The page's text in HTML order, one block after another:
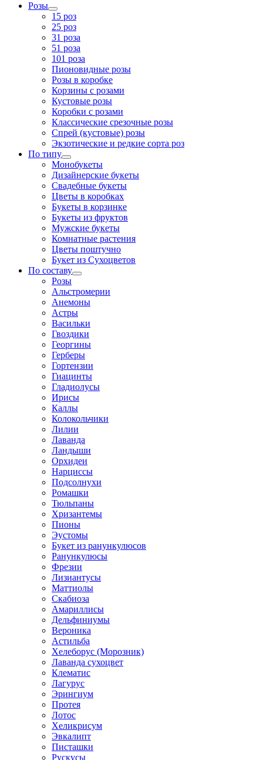
Розы
15 роз
25 роз
31 роза
51 роза
101 роза
Пионовидные розы
Розы в коробке
Корзины с розами
Кустовые розы
Коробки с розами
Классические срезочные розы
Спрей (кустовые) розы
Экзотические и редкие сорта роз
По типу
Монобукеты
Дизайнерские букеты
Свадебные букеты
Цветы в коробках
Букеты в корзинке
Букеты из фруктов
Мужские букеты
Комнатные растения
Цветы поштучно
Букет из Сухоцветов
По составу
Розы
Альстромерии
Анемоны
Астры
Васильки
Гвоздики
Георгины
Герберы
Гортензии
Гиацинты
Гладиолусы
Ирисы
Каллы
Колокольчики
Лилии
Лаванда
Ландыши
Орхидеи
Нарциссы
Подсолнухи
Ромашки
Тюльпаны
Хризантемы
Пионы
Эустомы
Букет из ранункулюсов
Ранункулюсы
Фрезии
Лизиантусы
Маттиолы
Скабиоза
Амариллисы
Дельфиниумы
Вероника
Астильба
Хелеборус (Морозник)
Лаванда сухоцвет
Клематис
Лагурус
Эрингиум
Протея
Лотос
Хеликрисум
Эвкалипт
Писташки
Рускусы